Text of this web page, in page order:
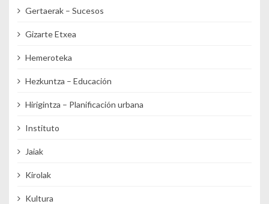
Gertaerak – Sucesos
Gizarte Etxea
Hemeroteka
Hezkuntza – Educación
Hirigintza – Planificación urbana
Instituto
Jaiak
Kirolak
Kultura